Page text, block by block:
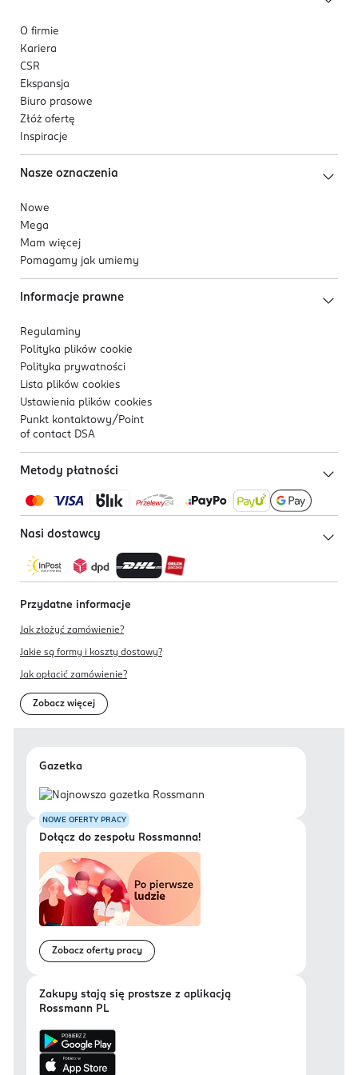
O firmie
Kariera
CSR
Ekspansja
Biuro prasowe
Złóż ofertę
Inspiracje
Nasze oznaczenia
Nowe
Mega
Mam więcej
Pomagamy jak umiemy
Informacje prawne
Regulaminy
Polityka plików cookie
Polityka prywatności
Lista plików cookies
Ustawienia plików cookies
Punkt kontaktowy/ Point
of contact DSA
Metody płatności
Nasi dostawcy
Przydatne informacje
Jak złożyć zamówienie?
Jakie są formy i koszty dostawy?
Jak opłacić zamówienie?
Zobacz więcej
Gazetka
NOWE OFERTY PRACY
Dołącz do zespołu Rossmanna!
Zobacz oferty pracy
Zakupy stają się prostsze z aplikacją
Rossmann PL